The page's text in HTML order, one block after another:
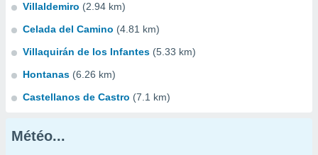
Villaldemiro (2.94 km)
Celada del Camino (4.81 km)
Villaquirán de los Infantes (5.33 km)
Hontanas (6.26 km)
Castellanos de Castro (7.1 km)
Météo...